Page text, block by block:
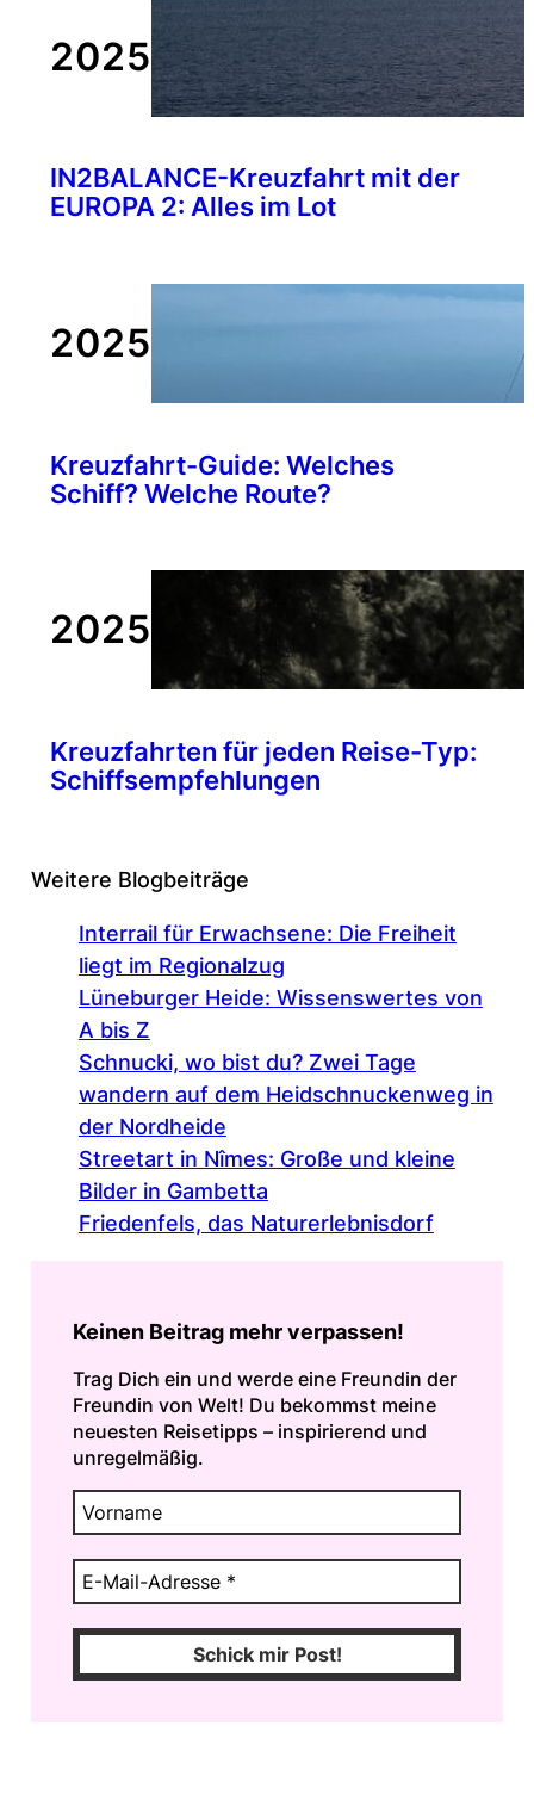
2025
IN2BALANCE-Kreuzfahrt mit der
EUROPA 2: Alles im Lot
2025
Kreuzfahrt-Guide: Welches
Schiff? Welche Route?
2025
Kreuzfahrten für jeden Reise-Typ:
Schiffsempfehlungen
Weitere Blogbeiträge
Interrail für Erwachsene: Die Freiheit
liegt im Regionalzug
Lüneburger Heide: Wissenswertes von
A bis Z
Schnucki, wo bist du? Zwei Tage
wandern auf dem Heidschnuckenweg in
der Nordheide
Streetart in Nîmes: Große und kleine
Bilder in Gambetta
Friedenfels, das Naturerlebnisdorf
Keinen Beitrag mehr verpassen!
Trag Dich ein und werde eine Freundin der
Freundin von Welt! Du bekommst meine
neuesten Reisetipps – inspirierend und
unregelmäßig.